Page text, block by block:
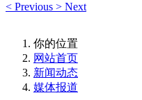
< Previous > Next
你的位置
网站首页
新闻动态
媒体报道